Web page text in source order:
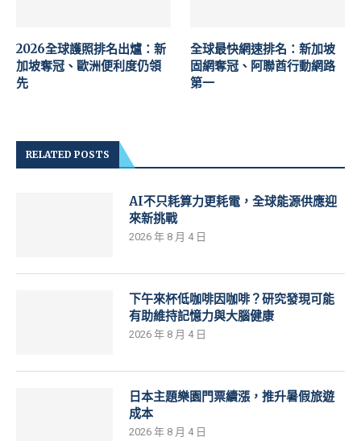
2026全球護照排名出爐：新
加坡奪冠、歐洲便利度仍領
先
全球最快網速排名：新加坡
固網奪冠、阿聯酋行動網路
第一
RELATED POSTS
AI不只耗算力更耗電，全球能源供應迎
來新挑戰
2026 年 8 月 4 日
下午來杯低咖啡因咖啡？研究發現可能
有助維持記憶力與大腦健康
2026 年 8 月 4 日
日本主題樂園門票續漲，推升暑假旅遊
成本
2026 年 8 月 4 日